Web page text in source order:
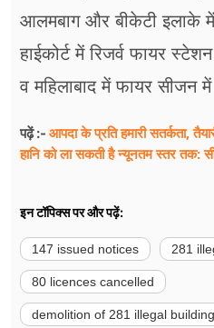
आलमबाग और बीकेटी इलाके
हाईकोर्ट में रिजर्व फायर
व महिलाबाद में फायर सीजन
पढ़ें :- आपदा के प्रति हमारी सतर्कता,
हानि को ला सकती है न्यूनतम स्तर तक:
इन टॉपिक्स पर और पढ़ें:
147 issued notices 281
80 licences cancelled
demolition of 281 illegal